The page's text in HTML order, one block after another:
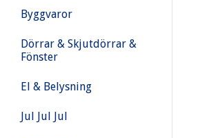
Byggvaror
Dörrar & Skjutdörrar &
Fönster
El & Belysning
Jul Jul Jul